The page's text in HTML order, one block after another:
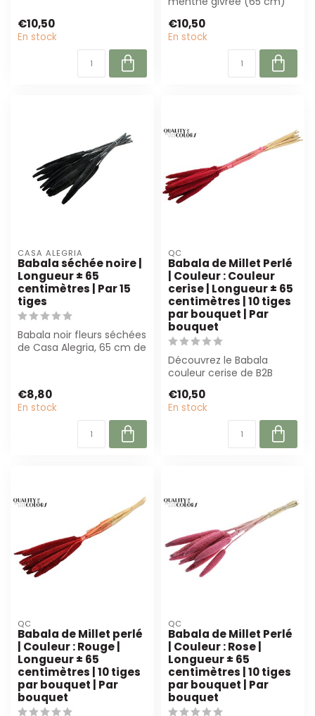
€10,50
En stock
fleuristes e...
€10,50
En stock
CASA ALEGRIA
Babala séchée noire |
Longueur ± 65
centimètres | Par 15
tiges
Babala noir fleurs séchées
de Casa Alegria, 65 cm de
€8,80
En stock
QC
Babala de Millet Perlé
| Couleur : Couleur
cerise | Longueur ± 65
centimètres | 10 tiges
par bouquet | Par
bouquet
Découvrez le Babala
couleur cerise de B2B
séché de 65 ...
€10,50
En stock
QC
Babala de Millet perlé
| Couleur : Rouge |
Longueur ± 65
centimètres | 10 tiges
par bouquet | Par
bouquet
QC
Babala de Millet Perlé
| Couleur : Rose |
Longueur ± 65
centimètres | 10 tiges
par bouquet | Par
bouquet